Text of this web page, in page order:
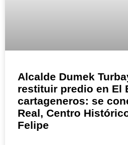
Alcalde Dumek
restituir predio en El
cartageneros: se
Real, Centro
Felipe